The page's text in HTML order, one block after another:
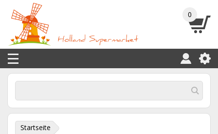
0
Startseite